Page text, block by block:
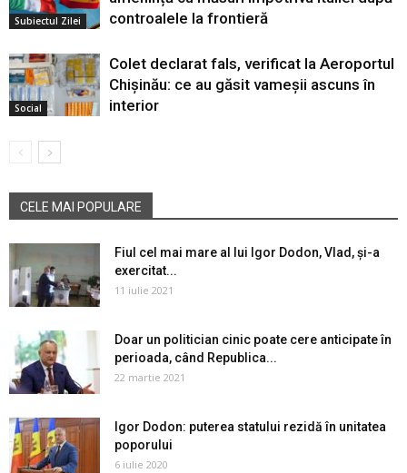
Subiectul Zilei
controalele la frontieră
Social
Colet declarat fals, verificat la Aeroportul
Chișinău: ce au găsit vameșii ascuns în
interior
CELE MAI POPULARE
Fiul cel mai mare al lui Igor Dodon, Vlad, și-a
exercitat...
11 iulie 2021
Doar un politician cinic poate cere anticipate în
perioada, când Republica...
22 martie 2021
Igor Dodon: puterea statului rezidă în unitatea
poporului
6 iulie 2020